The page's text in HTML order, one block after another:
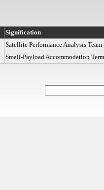
Signification
Satellite Performance Analysis Team
Small-Payload Accommodation